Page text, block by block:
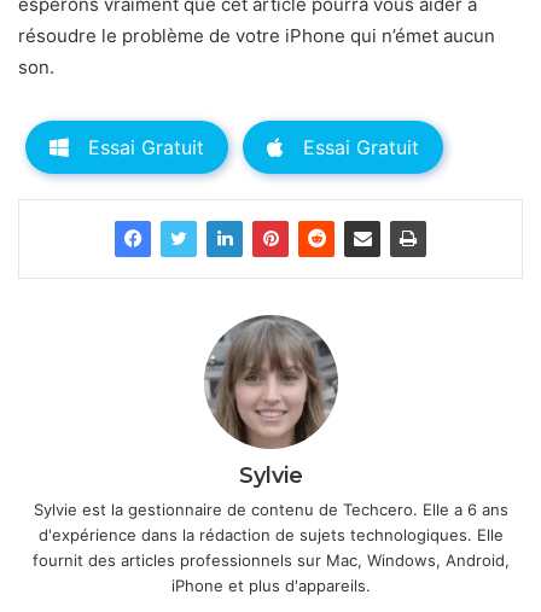
résoudre le problème de votre iPhone qui n’émet aucun
son.
Essai Gratuit Essai Gratuit
Sylvie
Sylvie est la gestionnaire de contenu de Techcero. Elle a 6 ans
d'expérience dans la rédaction de sujets technologiques. Elle
fournit des articles professionnels sur Mac, Windows, Android,
iPhone et plus d'appareils.